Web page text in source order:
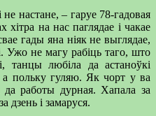
настане, – гаруе 78-гадовая
на нас паглядае і чакае
гады яна ніяк не выглядае,
Ужо не магу рабіць таго, што
танцы любіла да астаноўкі
а польку гуляю. Як чорт у ва
да работы дурная. Хапала за
дзень і замаруся.